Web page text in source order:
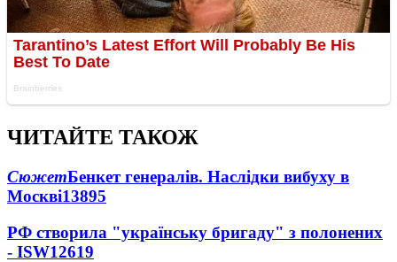
ЧИТАЙТЕ ТАКОЖ
СюжетБенкет генералів. Наслідки вибуху в
Москві13895
РФ створила "українську бригаду" з полонених
- ISW12619